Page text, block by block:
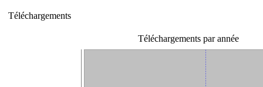
Téléchargements
Téléchargements par année